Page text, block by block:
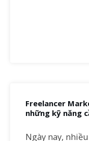
Freelancer
những kỹ năng
Ngày nay,